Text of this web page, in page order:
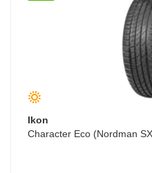
Ikon
Character Eco (Nordman